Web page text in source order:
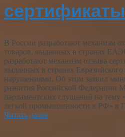
В России разработают механизм
товаров, выданных в странах
разработают механизм отзыва
выданных в странах Евразийского
нарушениями. Об этом заявил
развития Российской Федерации
парламентских слушаний на тему
легкой промышленности в РФ» в
Читать далее